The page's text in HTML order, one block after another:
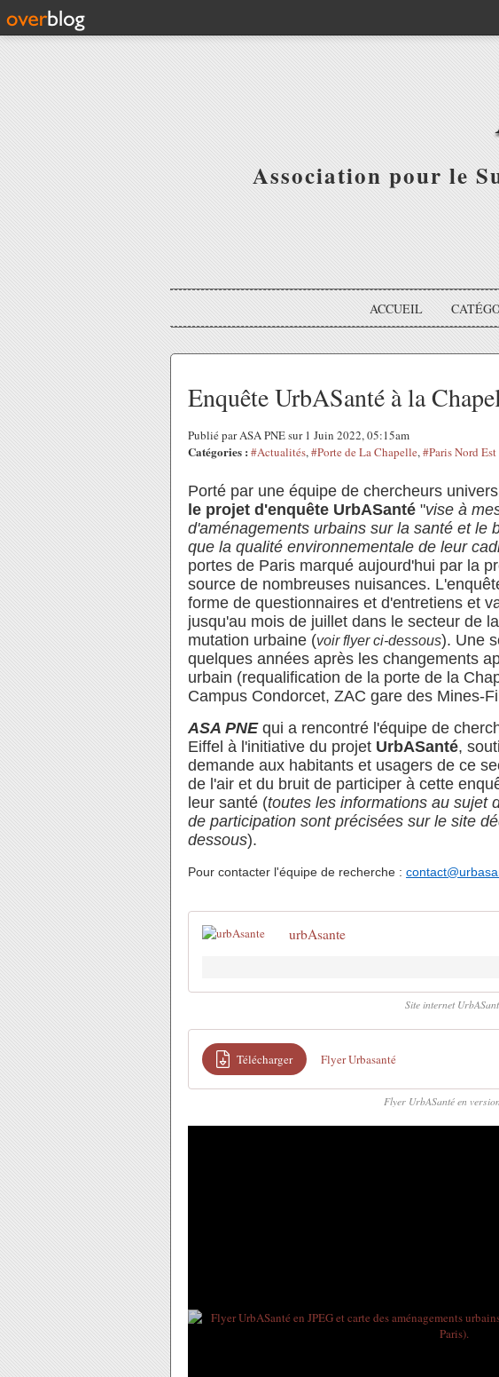
Association pour le
ACCUEIL
Enquête UrbASanté à la
Publié par ASA PNE sur 1 Juin 2022, 05:15am
Catégories : #Actualités,#Porte de La Chapelle,#Paris Nord Est
Porté par une équipe de chercheurs
le projet d'enquête UrbASanté "vise à
d'aménagements urbains sur la santé et le
que la qualité environnementale de leur
portes de Paris marqué aujourd'hui par la
source de nombreuses nuisances.
forme de questionnaires et d'entretiens et
jusqu'au mois de juillet dans le secteur de
mutation urbaine (voir flyer ci-dessous). Une
quelques années après les changements
urbain (requalification de la porte de la
Campus Condorcet, ZAC gare des Mines-
ASA PNEqui a rencontré l'équipe de
Eiffel à l'initiative du projet UrbASanté,
demande aux habitants et usagers de ce
de l'air et du bruit de participer à cette
leur santé (toutes les informations au sujet
de participation sont précisées sur le site
dessous).
Pour contacter l'équipe de recherche :
urbAsante
Site internet
Télécharger Flyer Urbasanté
Flyer UrbASanté en